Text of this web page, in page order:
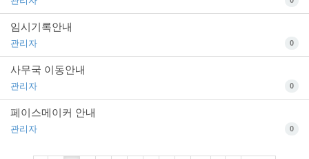
임시기록안내
관리자 0
사무국 이동안내
관리자 0
페이스메이커 안내
관리자 0